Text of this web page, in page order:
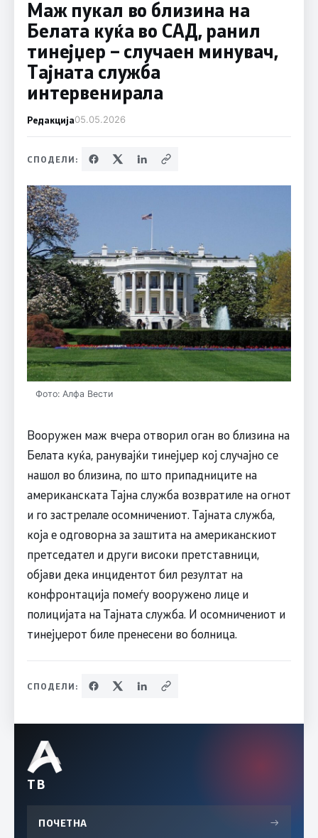
Маж пукал во близина на
Белата куќа во САД, ранил
тинејџер – случаен минувач,
Тајната служба
интервенирала
Редакција05.05.2026
СПОДЕЛИ:
Фото: Алфа Вести
Вооружен маж вчера отворил оган во близина на
Белата куќа, ранувајќи тинејџер кој случајно се
нашол во близина, по што припадниците на
американската Тајна служба возвратиле на огнот
и го застрелале осомничениот. Тајната служба,
која е одговорна за заштита на американскиот
претседател и други високи претставници,
објави дека инцидентот бил резултат на
конфронтација помеѓу вооружено лице и
полицијата на Тајната служба. И осомничениот и
тинејџерот биле пренесени во болница.
СПОДЕЛИ:
ТВ
ПОЧЕТНА →